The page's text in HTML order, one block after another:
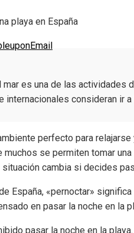
playa en España
Email
es una de las actividades
consideran ir
perfecto para
muchos se permiten tomar
cambia si decides
España, «pernoctar»
en pasar la noche en la
pasar la noche en la